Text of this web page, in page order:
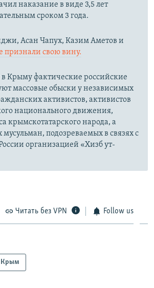
наказание в виде 3,5 лет
сроком 3 года.
Асан Чапух, Казим Аметов и
признали свою вину.
Крыму фактические российские
массовые обыски у независимых
активистов, активистов
национального движения,
крымскотатарского народа, а
подозреваемых в связях с
организацией «Хизб ут-
Читать без VPN Follow us
Крым